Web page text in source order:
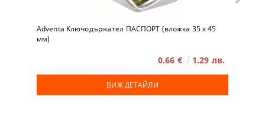
Adventa Ключодържател ПАСПОРТ (вложка 35 x 45
мм)
0.66 € 1.29 лв.
ВИЖ ДЕТАЙЛИ